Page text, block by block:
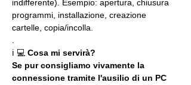
indifferente). Esempio: apertura, chiusura
programmi, installazione, creazione
cartelle, copia/incolla.
ℹ 💻 Cosa mi servirà?
Se pur consigliamo vivamente la
connessione tramite l'ausilio di un PC